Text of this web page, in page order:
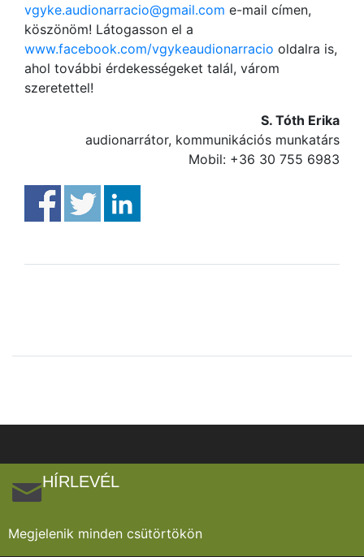
vgyke.audionarracio@gmail.com e-mail címen,
köszönöm! Látogasson el a
www.facebook.com/vgykeaudionarracio oldalra is,
ahol további érdekességeket talál, várom
szeretettel!
S. Tóth Erika
audionarrátor, kommunikációs munkatárs
Mobil: +36 30 755 6983
HÍRLEVÉL
Megjelenik minden csütörtökön